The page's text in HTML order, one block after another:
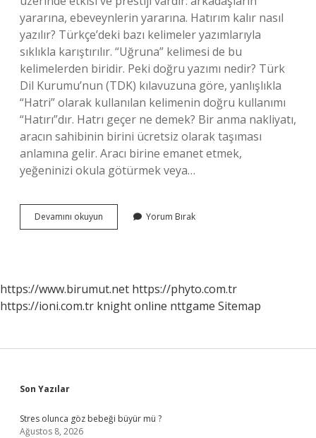
yararına, ebeveynlerin yararına. Hatırım kalır nasıl
yazılır? Türkçe’deki bazı kelimeler yazımlarıyla
sıklıkla karıştırılır. “Uğruna” kelimesi de bu
kelimelerden biridir. Peki doğru yazımı nedir? Türk
Dil Kurumu’nun (TDK) kılavuzuna göre, yanlışlıkla
“Hatri” olarak kullanılan kelimenin doğru kullanımı
“Hatırı”dır. Hatrı geçer ne demek? Bir anma nakliyatı,
aracın sahibinin birini ücretsiz olarak taşıması
anlamına gelir. Aracı birine emanet etmek,
yeğeninizi okula götürmek veya…
Devamını okuyun
Kalmasın
Yorum Bırak
https://www.birumut.net https://phyto.com.tr
https://ioni.com.tr knight online nttgame Sitemap
Sidebar
Son Yazılar
Stres olunca göz bebeği büyür mü ?
Ağustos 8, 2026